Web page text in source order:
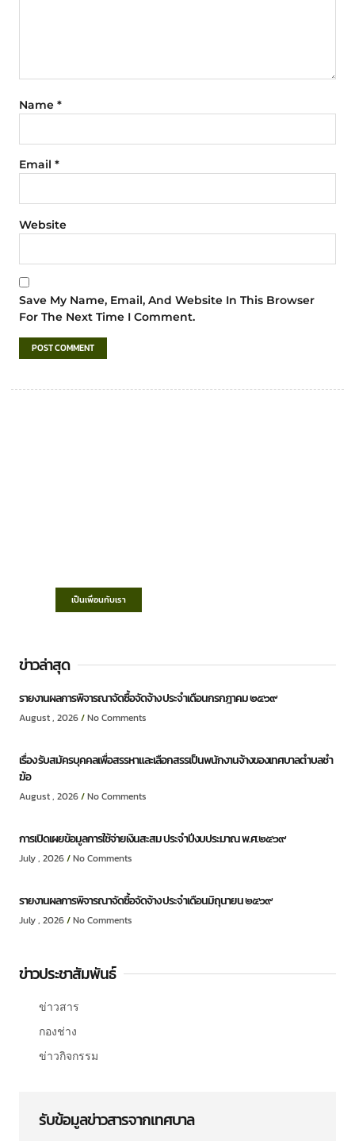
Name *
Email *
Website
Save My Name, Email, And Website In This Browser
For The Next Time I Comment.
เป็นเพื่อนกับเรา
ข่าวล่าสุด
รายงานผลการพิจารณาจัดซื้อจัดจ้าง ประจำเดือนกรกฎาคม ๒๕๖๙
August , 2026 No Comments
เรื่อง รับสมัครบุคคลเพื่อสรรหาและเลือกสรรเป็นพนักงานจ้างของเทศบาลตำบลชำ
ฆ้อ
August , 2026 No Comments
การเปิดเผยข้อมูลการใช้จ่ายเงินสะสม ประจำปีงบประมาณ พ.ศ.๒๕๖๙
July , 2026 No Comments
รายงานผลการพิจารณาจัดซื้อจัดจ้าง ประจำเดือนมิถุนายน ๒๕๖๙
July , 2026 No Comments
ข่าวประชาสัมพันธ์
ข่าวสาร
กองช่าง
ข่าวกิจกรรม
รับข้อมูลข่าวสารจากเทศบาล